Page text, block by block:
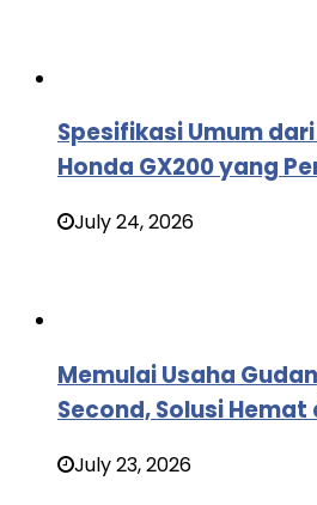
Spesifikasi Umum
Honda GX200 yang
July 24, 2026
Memulai Usaha
Second, Solusi Hemat
July 23, 2026